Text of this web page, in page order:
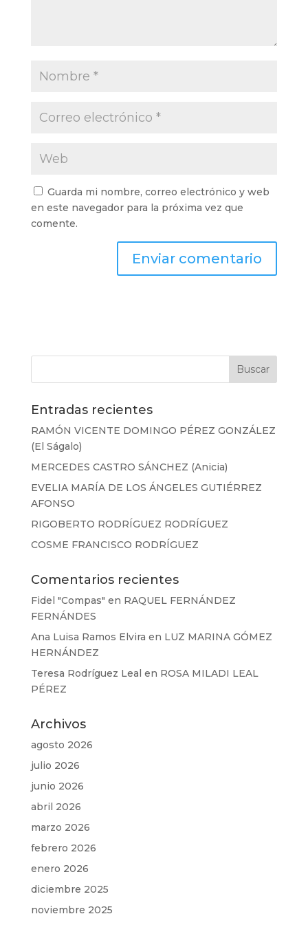
Guarda mi nombre, correo electrónico y web
en este navegador para la próxima vez que
comente.
Entradas recientes
RAMÓN VICENTE DOMINGO PÉREZ GONZÁLEZ
(El Ságalo)
MERCEDES CASTRO SÁNCHEZ (Anicia)
EVELIA MARÍA DE LOS ÁNGELES GUTIÉRREZ
AFONSO
RIGOBERTO RODRÍGUEZ RODRÍGUEZ
COSME FRANCISCO RODRÍGUEZ
Comentarios recientes
Fidel "Compas" en RAQUEL FERNÁNDEZ
FERNÁNDES
Ana Luisa Ramos Elvira en LUZ MARINA GÓMEZ
HERNÁNDEZ
Teresa Rodríguez Leal en ROSA MILADI LEAL
PÉREZ
Archivos
agosto 2026
julio 2026
junio 2026
abril 2026
marzo 2026
febrero 2026
enero 2026
diciembre 2025
noviembre 2025